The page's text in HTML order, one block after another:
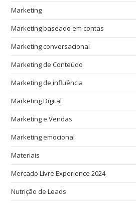
Marketing
Marketing baseado em contas
Marketing conversacional
Marketing de Conteúdo
Marketing de influência
Marketing Digital
Marketing e Vendas
Marketing emocional
Materiais
Mercado Livre Experience 2024
Nutrição de Leads